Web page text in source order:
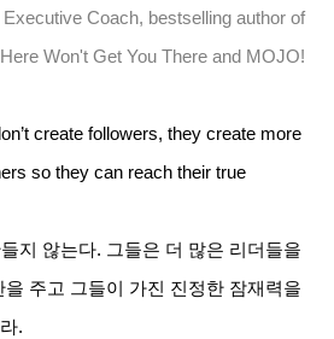
Executive Coach, bestselling author of
Won't Get You There and MOJO!
create followers, they create more
so they can reach their true
지 않는다. 그들은 더 많은 리더들을
을 주고 그들이 가진 진정한 잠재력을
.